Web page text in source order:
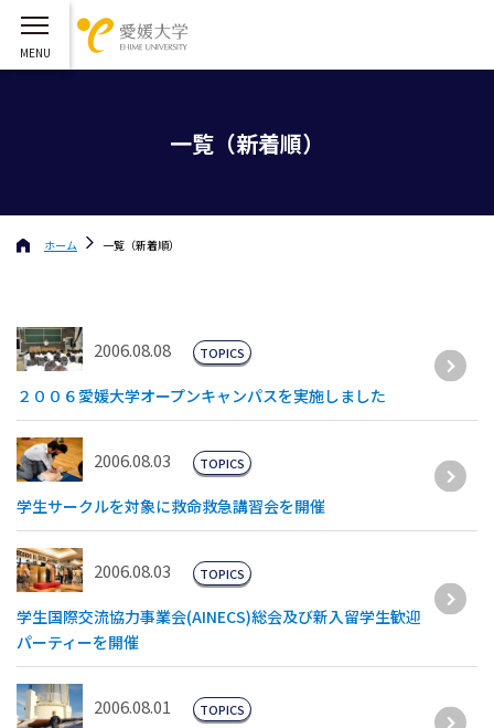
一覧（新着順）
ホーム 一覧（新着順）
2006.08.08
２００６愛媛大学オープンキャンパスを実施しました
TOPICS
2006.08.03
学生サークルを対象に救命救急講習会を開催
TOPICS
2006.08.03
学生国際交流協力事業会(AINECS)総会及び新入留学生歓迎
パーティーを開催
TOPICS
2006.08.01 TOPICS